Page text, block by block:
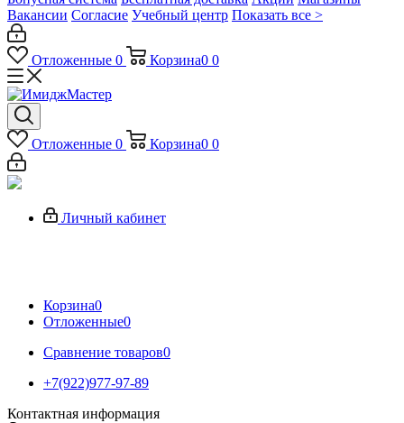
Вакансии Согласие Учебный центр Показать все >
Отложенные 0 Корзина0 0
Отложенные 0 Корзина0 0
Личный кабинет
Корзина0
Отложенные0
Сравнение товаров0
+7(922)977-97-89
Контактная информация